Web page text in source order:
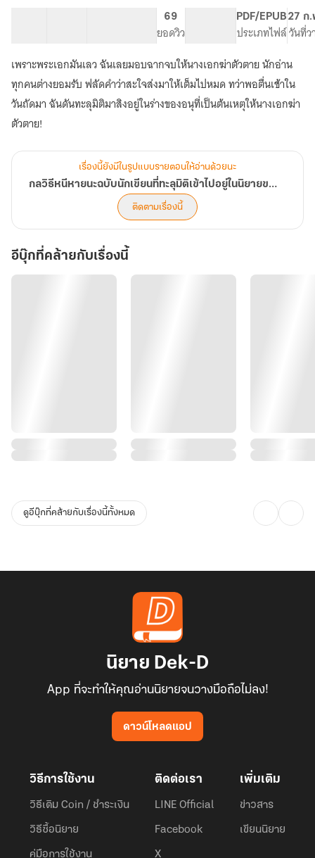
ใน
นิยาย
ของ
ตัว
หายนะ
ฉบับ
เขียน
ที่
ทะลุ
มิติ
ของ
ตัว
เอง
69
ยอดวิว
PDF/EPUB
ประเภทไฟล์
27 ก
วันที่ว
เพราะพระเอกมันเลว ฉันเลยมอบฉากจบให้นางเอกฆ่าตัวตาย นักอ่าน
ทุกคนต่างยอมรับ ฟลัดคำว่าสะใจส่งมาให้เต็มไปหมด ทว่าพอตื่นเช้าใน
วันถัดมา ฉันดันทะลุมิติมาสิงอยู่ในร่างของอนุที่เป็นต้นเหตุให้นางเอกฆ่า
ตัวตาย!
เรื่องนี้ยังมีในรูปแบบรายตอนให้อ่านด้วยนะ
กลวิธีหนีหายนะฉบับนักเขียนที่ทะลุมิติเข้าไปอยู่ในนิยายของตัวเอง
ติดตามเรื่องนี้
อีบุ๊กที่คล้ายกับเรื่องนี้
ดูอีบุ๊กที่คล้ายกับเรื่องนี้ทั้งหมด
นิยาย Dek-D
App ที่จะทำให้คุณอ่านนิยายจนวางมือถือไม่ลง!
ดาวน์โหลดแอป
วิธีการใช้งาน
วิธีเติม Coin / ชำระเงิน
วิธีซื้อนิยาย
คู่มือการใช้งาน
ติดต่อเรา
LINE Official
Facebook
X
เพิ่มเติม
ข่าวสาร
เขียนนิยาย